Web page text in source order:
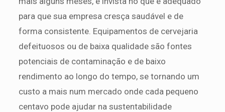
para que sua empresa cresça saudável e de
forma consistente. Equipamentos de cervejaria
defeituosos ou de baixa qualidade são fontes
potenciais de contaminação e de baixo
rendimento ao longo do tempo, se tornando um
custo a mais num mercado onde cada pequeno
centavo pode ajudar na sustentabilidade